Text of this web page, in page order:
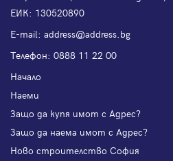
ЕИК: 130520890
Е-mail: address@address.bg
Телефон: 0888 11 22 00
Начало
Наеми
Защо да купя имот с Адрес?
Защо да наема имот с Адрес?
Ново строителство София